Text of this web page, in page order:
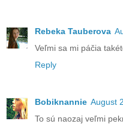
Rebeka Tauberova
Veľmi sa mi páčia
Reply
Bobiknannie August
To sú naozaj veľmi